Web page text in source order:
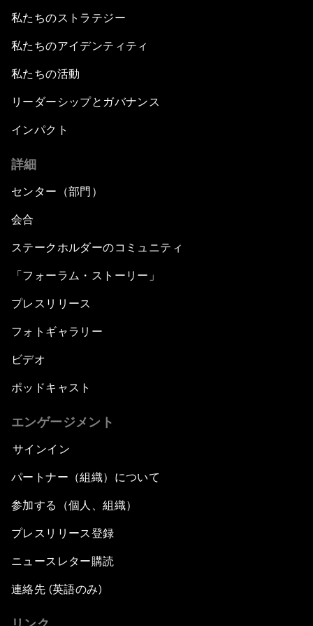
私たちのストラテジー
私たちのアイデンティティ
私たちの活動
リーダーシップとガバナンス
インパクト
詳細
センター（部門）
会合
ステークホルダーのコミュニティ
「フォーラム・ストーリー」
プレスリリース
フォトギャラリー
ビデオ
ポッドキャスト
エンゲージメント
サインイン
パートナー（組織）について
参加する（個人、組織）
プレスリリース登録
ニュースレター購読
連絡先 (英語のみ)